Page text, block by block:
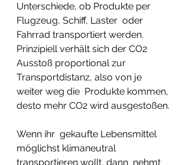
Unterschiede, ob Produkte per
Flugzeug, Schiff, Laster  oder
Fahrrad transportiert werden.
Prinzipiell verhält sich der CO2
Ausstoß proportional zur
Transportdistanz, also von je
weiter weg die  Produkte kommen,
desto mehr CO2 wird ausgestoßen.
Wenn ihr  gekaufte Lebensmittel
möglichst klimaneutral
transportieren wollt, dann  nehmt